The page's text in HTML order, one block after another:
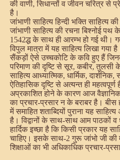
की वाणी, सिधान्तों व जीवन चरित्र से
है।
जांभाणी साहित्य हिन्दी भक्ति साहित्य
जांभाणी साहित्य की रचना बिश्नोई पथ
1542द्ध के साथ ही आरम्भ हो गई थी।
विपुल मात्रा में यह साहित्य लिखा गया
सैंकड़ों ऐसे उच्चकोटि के कवि हुए हैं
परिमाण की दृष्टि से सूर, कबीर, तुलसी
साहित्य आध्यात्मिक, धार्मिक,
ऐतिहासिक दृष्टि से अत्यन्त ही
अप्रकाशित होने के कारण आज
का प्रचार-प्रसार न के बराबर है। बीस
में समाहित शताब्दियों पुराना यह
है। विद्वानों के साथ-साथ आम पाठकों व
हार्दिक इच्छा है कि किसी प्रकार यह
चाहिए। इसके साथ-2 गुरू जांभो जी की
शिक्षाओं का भी अधिकाधिक प्रचार-